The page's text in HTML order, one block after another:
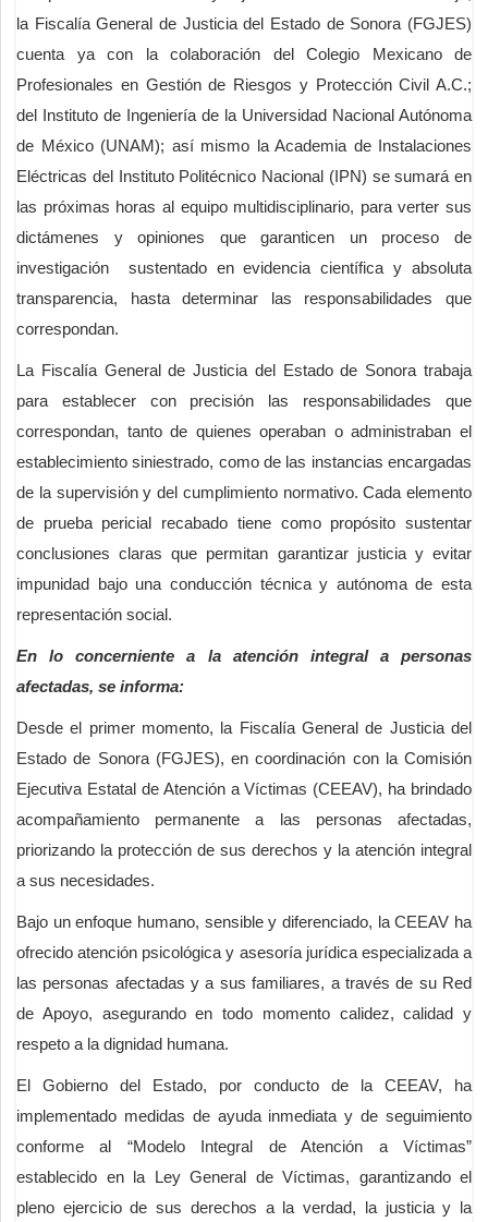
la Fiscalía General de Justicia del Estado de Sonora (FGJES)
cuenta ya con la colaboración del Colegio Mexicano de
Profesionales en Gestión de Riesgos y Protección Civil A.C.;
del Instituto de Ingeniería de la Universidad Nacional Autónoma
de México (UNAM); así mismo la Academia de Instalaciones
Eléctricas del Instituto Politécnico Nacional (IPN) se sumará en
las próximas horas al equipo multidisciplinario, para verter sus
dictámenes y opiniones que garanticen un proceso de
investigación sustentado en evidencia científica y absoluta
transparencia, hasta determinar las responsabilidades que
correspondan.
La Fiscalía General de Justicia del Estado de Sonora trabaja
para establecer con precisión las responsabilidades que
correspondan, tanto de quienes operaban o administraban el
establecimiento siniestrado, como de las instancias encargadas
de la supervisión y del cumplimiento normativo. Cada elemento
de prueba pericial recabado tiene como propósito sustentar
conclusiones claras que permitan garantizar justicia y evitar
impunidad bajo una conducción técnica y autónoma de esta
representación social.
En lo concerniente a la atención integral a personas
afectadas, se informa:
Desde el primer momento, la Fiscalía General de Justicia del
Estado de Sonora (FGJES), en coordinación con la Comisión
Ejecutiva Estatal de Atención a Víctimas (CEEAV), ha brindado
acompañamiento permanente a las personas afectadas,
priorizando la protección de sus derechos y la atención integral
a sus necesidades.
Bajo un enfoque humano, sensible y diferenciado, la CEEAV ha
ofrecido atención psicológica y asesoría jurídica especializada a
las personas afectadas y a sus familiares, a través de su Red
de Apoyo, asegurando en todo momento calidez, calidad y
respeto a la dignidad humana.
El Gobierno del Estado, por conducto de la CEEAV, ha
implementado medidas de ayuda inmediata y de seguimiento
conforme al “Modelo Integral de Atención a Víctimas”
establecido en la Ley General de Víctimas, garantizando el
pleno ejercicio de sus derechos a la verdad, la justicia y la